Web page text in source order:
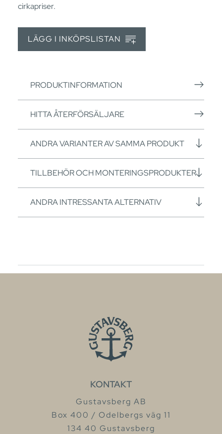
cirkapriser.
LÄGG I INKÖPSLISTAN
PRODUKTINFORMATION
HITTA ÅTERFÖRSÄLJARE
ANDRA VARIANTER AV SAMMA PRODUKT
TILLBEHÖR OCH MONTERINGSPRODUKTER
ANDRA INTRESSANTA ALTERNATIV
KONTAKT
Gustavsberg AB
Box 400 / Odelbergs väg 11
134 40 Gustavsberg